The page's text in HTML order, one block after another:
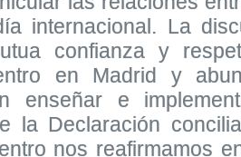
internacional. La
confianza y
en Madrid y
enseñar e
la Declaración
nos reafirmamos